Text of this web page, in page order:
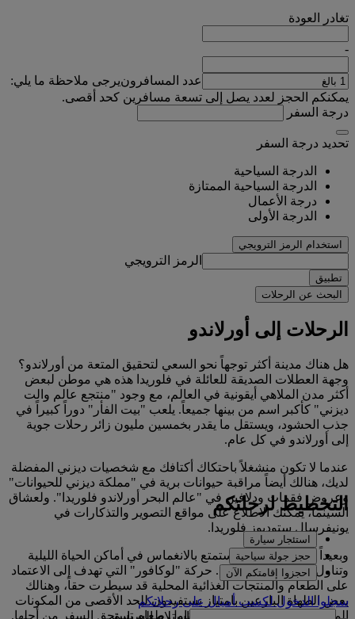
تغادر العودة
-
عدد المسافرونيرجى ملاحظة ما يلي:
يمكنكم الحجز لعدد يصل إلى تسعة مسافرين كحد أقصى.
درجة السفر
تحديد درجة السفر
الدرجة السياحية
الدرجة السياحية الممتازة
درجة الأعمال
الدرجة الأولى
استخدام الرمز الترويجي
الرمز الترويجي
تطبيق
البحث عن الرحلات
الرحلات إلى أورلاندو
هل هناك مدينة أكثر توجهاً نحو السعي لتحقيق المتعة من أورلاندو؟
وجهة العطلات الصديقة للعائلة في فلوريدا هذه هي موطن لبعض
أكثر مدن الملاهي أيقونية في العالم، مع وجود "منتجع عالم والت
ديزني" كأكبر اسم من بينها جميعاً. يلعب "بيت الفأر" دوراً كبيراً في
جذب الحشود، ويستقل ما يقدر بخمسين مليون زائر رحلات جوية
إلى أورلاندو في كل عام.
عندما لا تكون منشغلاً باحتكاك أكتافك مع شخصيات ديزني المفضلة
لديك، هنالك أيضاً مراقبة حيوانات برية في "مملكة ديزني للحيوانات"
وعروض فقمات ودلافين في "عالم البحر أورلاندو فلوريدا". ولعشاق
السينما، يمكنك الاطلاع على مواقع التصوير والتذكارات في
يونيفرسال ستوديوز فلوريدا.
وبعيداً عن المنتجعات، استمتع بالانغماس في أماكن الحياة الليلية
وتناول الطعام في المدينة. حركة "لوكافور" التي تهدف إلى الاعتماد
على الطعام والمنتجات الغذائية المحلية قد سيطرت حقاً، وهنالك
بعض الطهاة البارعين بامتياز يستفيدون للحد الأقصى من المكونات
المحلية الموسمية لصنع تجربة تناول طعام تستحق السفر من أجلها.
التخطيط لرحلتكم
استئجار سيارة
حجز جولة سياحية
احجزوا إقامتكم الآن
سجلوا الدخول لكسب أميالٍ على رحلاتكم
استلام السيارة